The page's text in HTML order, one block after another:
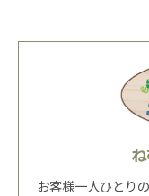
お客様一人ひとり